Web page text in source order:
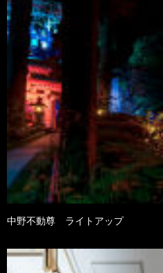
中野不動尊 ライトアップ